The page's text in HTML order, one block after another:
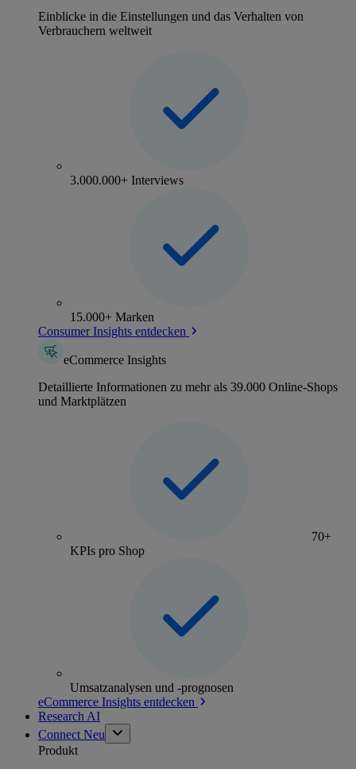
Einblicke in die Einstellungen und das Verhalten von
Verbrauchern weltweit
3.000.000+ Interviews
15.000+ Marken
Consumer Insights entdecken
eCommerce Insights
Detaillierte Informationen zu mehr als 39.000 Online-Shops
und Marktplätzen
70+
KPIs pro Shop
Umsatzanalysen und -prognosen
eCommerce Insights entdecken
Research AI
Connect Neu
Produkt